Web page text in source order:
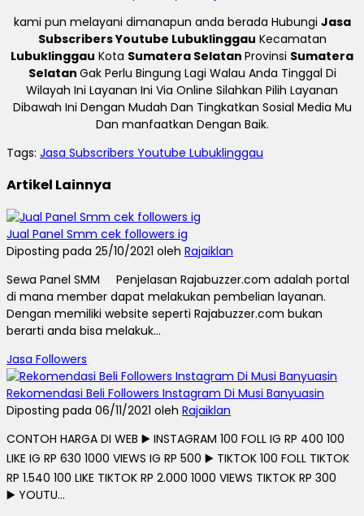
kami pun melayani dimanapun anda berada Hubungi Jasa
Subscribers Youtube Lubuklinggau Kecamatan
Lubuklinggau Kota Sumatera Selatan Provinsi Sumatera
Selatan Gak Perlu Bingung Lagi Walau Anda Tinggal Di
Wilayah Ini Layanan Ini Via Online Silahkan Pilih Layanan
Dibawah Ini Dengan Mudah Dan Tingkatkan Sosial Media Mu
Dan manfaatkan Dengan Baik.
Tags: Jasa Subscribers Youtube Lubuklinggau
Artikel Lainnya
Jual Panel Smm cek followers ig
Diposting pada 25/10/2021 oleh Rajaiklan
Sewa Panel SMM Penjelasan Rajabuzzer.com adalah portal
di mana member dapat melakukan pembelian layanan.
Dengan memiliki website seperti Rajabuzzer.com bukan
berarti anda bisa melakuk...
Jasa Followers
Rekomendasi Beli Followers Instagram Di Musi Banyuasin
Diposting pada 06/11/2021 oleh Rajaiklan
CONTOH HARGA DI WEB ▶️ INSTAGRAM 100 FOLL IG RP 400 100
LIKE IG RP 630 1000 VIEWS IG RP 500 ▶️ TIKTOK 100 FOLL TIKTOK
RP 1.540 100 LIKE TIKTOK RP 2.000 1000 VIEWS TIKTOK RP 300
▶️ YOUTU...